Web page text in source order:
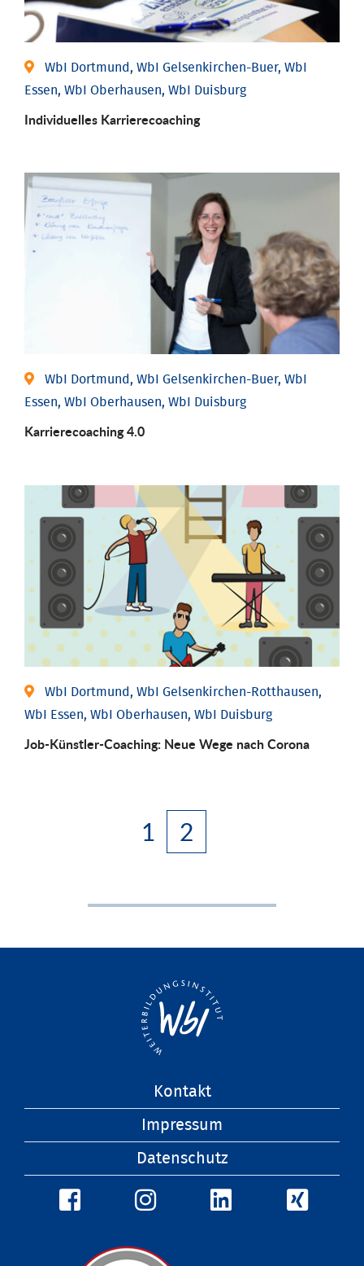
WbI Dortmund, WbI Gelsenkirchen-Buer, WbI
Essen, WbI Oberhausen, WbI Duisburg
Individu­elles Karrierecoaching
WbI Dortmund, WbI Gelsenkirchen-Buer, WbI
Essen, WbI Oberhausen, WbI Duisburg
Karriere­coaching 4.0
WbI Dortmund, WbI Gelsenkirchen-Rotthausen,
WbI Essen, WbI Oberhausen, WbI Duisburg
Job-Künstler-Coaching: Neue Wege nach Corona
1 2
Kontakt
Impressum
Datenschutz